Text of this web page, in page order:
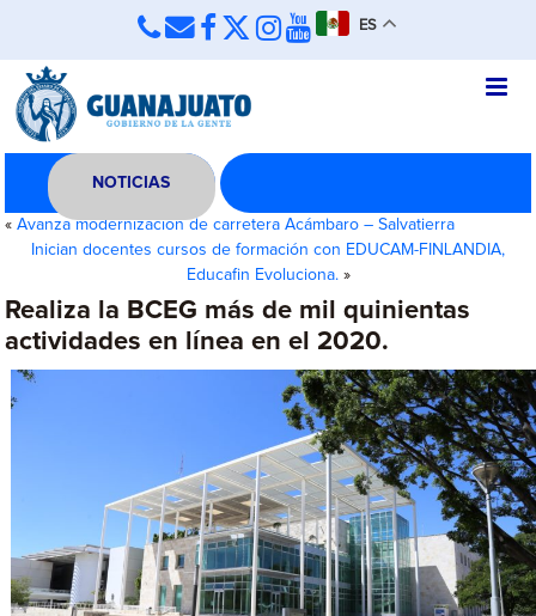
ES
NOTICIAS
«Avanza modernización de carretera Acámbaro – Salvatierra
Inician docentes cursos de formación con EDUCAM-FINLANDIA,
Educafin Evoluciona.»
Realiza la BCEG más de mil quinientas
actividades en línea en el 2020.